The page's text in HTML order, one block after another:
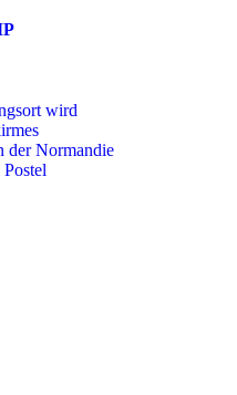
wird
der Normandie